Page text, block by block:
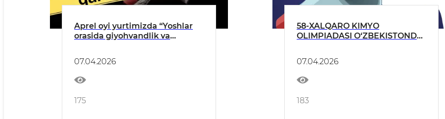
Aprel oyi yurtimizda “Yoshlar
orasida giyohvandlik va
oyligi sifatida o‘tkazilmoqda
07.04.2026
175
58-XALQARO KIMYO
OLIMPIADASI O‘ZBEKISTONDA
07.04.2026
183